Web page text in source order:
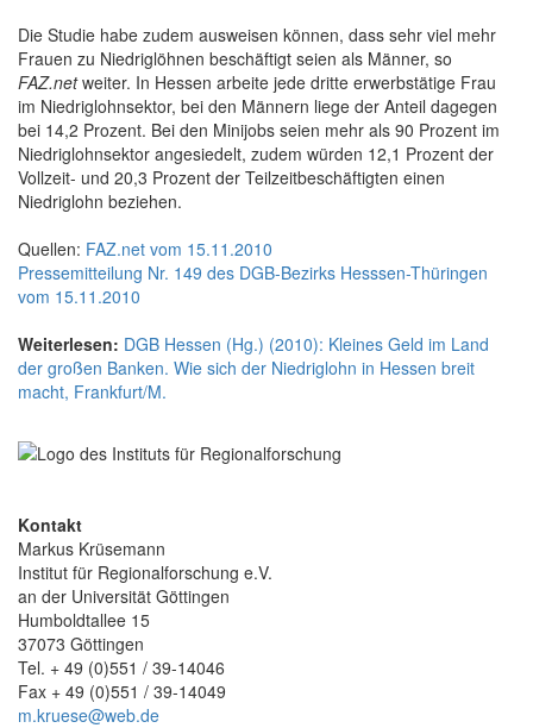
Die Studie habe zudem ausweisen können, dass sehr viel mehr
Frauen zu Niedriglöhnen beschäftigt seien als Männer, so
FAZ.netweiter. In Hessen arbeite jede dritte erwerbstätige Frau
im Niedriglohnsektor, bei den Männern liege der Anteil dagegen
bei 14,2 Prozent. Bei den Minijobs seien mehr als 90 Prozent im
Niedriglohnsektor angesiedelt, zudem würden 12,1 Prozent der
Vollzeit- und 20,3 Prozent der Teilzeitbeschäftigten einen
Niedriglohn beziehen.
Quellen: FAZ.net vom 15.11.2010
Pressemitteilung Nr. 149 des DGB-Bezirks Hesssen-Thüringen
vom 15.11.2010
Weiterlesen: DGB Hessen (Hg.) (2010): Kleines Geld im Land
der großen Banken. Wie sich der Niedriglohn in Hessen breit
macht, Frankfurt/M.
Kontakt
Markus Krüsemann
Institut für Regionalforschung e.V.
an der Universität Göttingen
Humboldtallee 15
37073 Göttingen
Tel. + 49 (0)551 / 39-14046
Fax + 49 (0)551 / 39-14049
m.kruese@web.de